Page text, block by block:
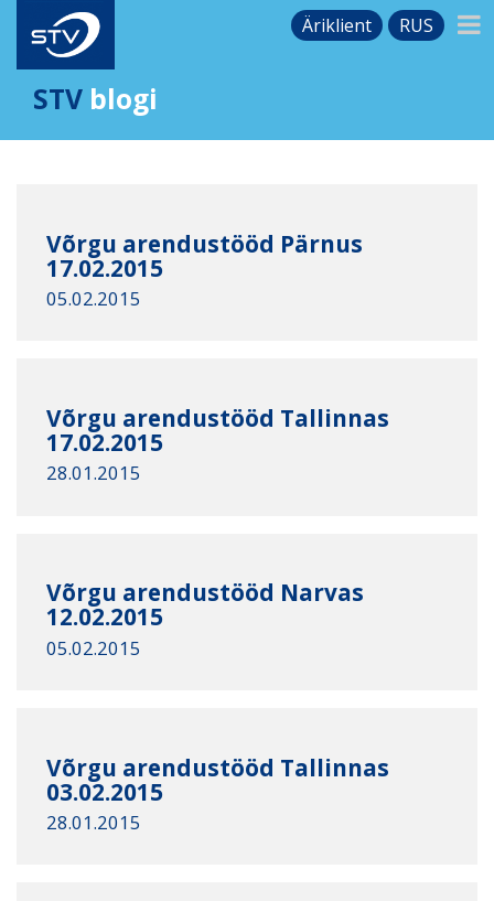
Äriklient RUS
STV blogi
Võrgu arendustööd Pärnus
17.02.2015
05.02.2015
Võrgu arendustööd Tallinnas
17.02.2015
28.01.2015
Võrgu arendustööd Narvas
12.02.2015
05.02.2015
Võrgu arendustööd Tallinnas
03.02.2015
28.01.2015